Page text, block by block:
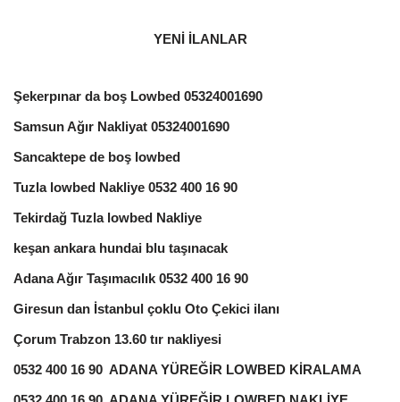
YENİ İLANLAR
Şekerpınar da boş Lowbed 05324001690
Samsun Ağır Nakliyat 05324001690
Sancaktepe de boş lowbed
Tuzla lowbed Nakliye 0532 400 16 90
Tekirdağ Tuzla lowbed Nakliye
keşan ankara hundai blu taşınacak
Adana Ağır Taşımacılık 0532 400 16 90
Giresun dan İstanbul çoklu Oto Çekici ilanı
Çorum Trabzon 13.60 tır nakliyesi
0532 400 16 90 ADANA YÜREĞİR LOWBED KİRALAMA